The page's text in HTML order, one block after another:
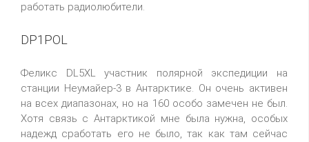
работать радиолюбители.
DP1POL
Феликс DL5XL участник полярной экспедиции на
станции Неумайер-3 в Антарктике. Он очень активен
на всех диапазонах, но на 160 особо замечен не был.
Хотя связь с Антарктикой мне была нужна, особых
надежд сработать его не было, так как там сейчас